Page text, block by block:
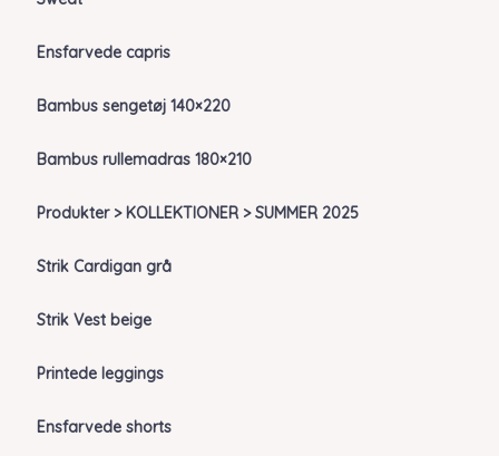
Ensfarvede capris
Bambus sengetøj 140×220
Bambus rullemadras 180×210
Produkter > KOLLEKTIONER > SUMMER 2025
Strik Cardigan grå
Strik Vest beige
Printede leggings
Ensfarvede shorts